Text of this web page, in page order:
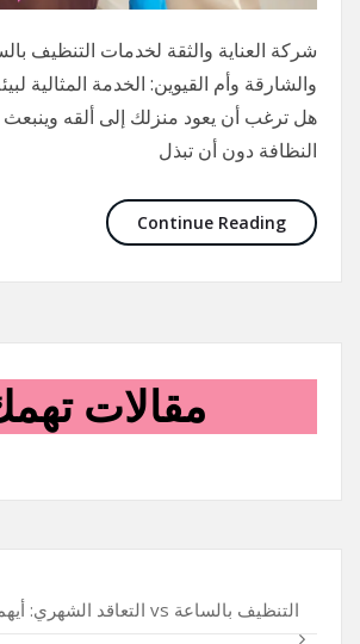
شركة العناية والثقة لخدمات التنظيف
والشارقة وأم القيوين: الخدمة المثالية
هل ترغب أن يعود منزلك إلى ألقه وينبعث
النظافة دون أن تبذل
Continue Reading
مقالات
التنظيف بالساعة vs التعاقد الشهري: أيهما أفضل لك؟